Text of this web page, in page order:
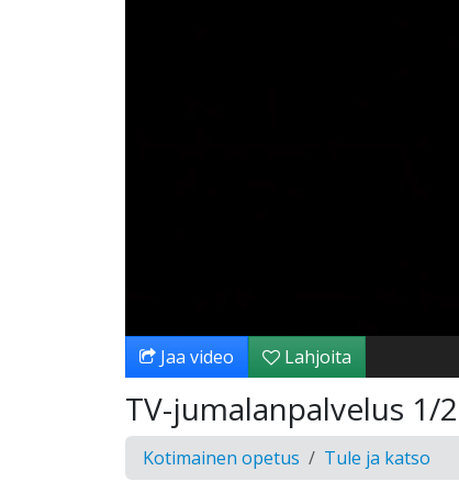
Jaa video Lahjoita
TV-jumalanpalvelus 1/2
Kotimainen opetus Tule ja katso